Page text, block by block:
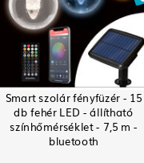
Smart szolár fényfüzér - 15
db fehér LED - állítható
színhőmérséklet - 7,5 m -
bluetooth